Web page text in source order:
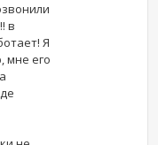
в
Я
мне его